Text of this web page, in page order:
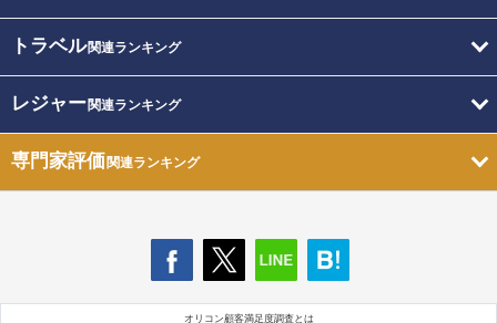
トラベル関連ランキング
レジャー関連ランキング
専門家評価関連ランキング
オリコン顧客満足度調査とは